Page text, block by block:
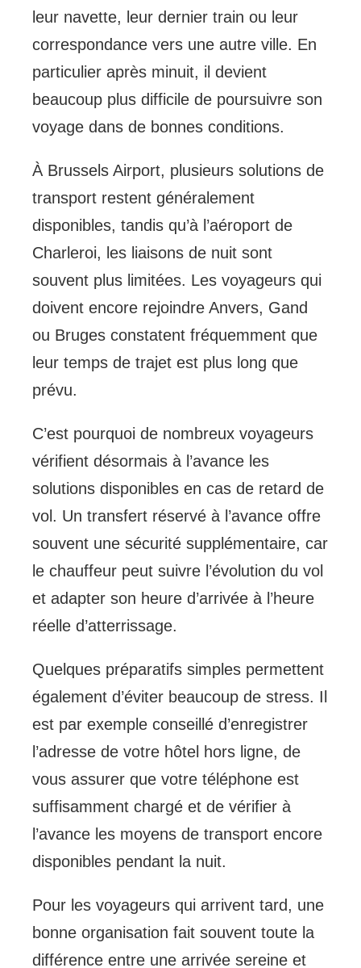
leur navette, leur dernier train ou leur
correspondance vers une autre ville. En
particulier après minuit, il devient
beaucoup plus difficile de poursuivre son
voyage dans de bonnes conditions.
À Brussels Airport, plusieurs solutions de
transport restent généralement
disponibles, tandis qu’à l’aéroport de
Charleroi, les liaisons de nuit sont
souvent plus limitées. Les voyageurs qui
doivent encore rejoindre Anvers, Gand
ou Bruges constatent fréquemment que
leur temps de trajet est plus long que
prévu.
C’est pourquoi de nombreux voyageurs
vérifient désormais à l’avance les
solutions disponibles en cas de retard de
vol. Un transfert réservé à l’avance offre
souvent une sécurité supplémentaire, car
le chauffeur peut suivre l’évolution du vol
et adapter son heure d’arrivée à l’heure
réelle d’atterrissage.
Quelques préparatifs simples permettent
également d’éviter beaucoup de stress. Il
est par exemple conseillé d’enregistrer
l’adresse de votre hôtel hors ligne, de
vous assurer que votre téléphone est
suffisamment chargé et de vérifier à
l’avance les moyens de transport encore
disponibles pendant la nuit.
Pour les voyageurs qui arrivent tard, une
bonne organisation fait souvent toute la
différence entre une arrivée sereine et